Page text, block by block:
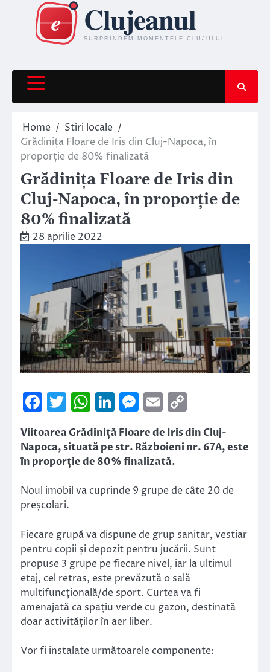
content
Home
Stiri locale
Grădinița Floare de Iris din Cluj-Napoca, în
proporție de 80% finalizată
Grădinița Floare de Iris din
Cluj-Napoca, în proporție de
80% finalizată
28 aprilie 2022
Facebook
Twitter
WhatsApp
LinkedIn
Messenger
Email
Link
Viitoarea Grădiniță Floare de Iris din Cluj-
Napoca, situată pe str. Războieni nr. 67A, este
în proporție de 80% finalizată.
Noul imobil va cuprinde 9 grupe de câte 20 de
preșcolari.
Fiecare grupă va dispune de grup sanitar, vestiar
pentru copii și depozit pentru jucării. Sunt
propuse 3 grupe pe fiecare nivel, iar la ultimul
etaj, cel retras, este prevăzută o sală
multifuncțională/de sport. Curtea va fi
amenajată ca spațiu verde cu gazon, destinată
doar activităților în aer liber.
Vor fi instalate următoarele componente: